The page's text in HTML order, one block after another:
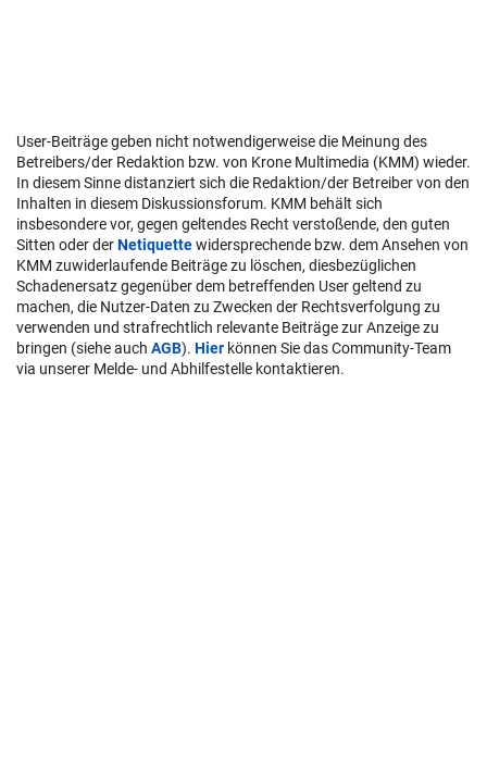
User-Beiträge geben nicht notwendigerweise die Meinung des
Betreibers/der Redaktion bzw. von Krone Multimedia (KMM) wieder.
In diesem Sinne distanziert sich die Redaktion/der Betreiber von den
Inhalten in diesem Diskussionsforum. KMM behält sich
insbesondere vor, gegen geltendes Recht verstoßende, den guten
Sitten oder derNetiquettewidersprechende bzw. dem Ansehen von
KMM zuwiderlaufende Beiträge zu löschen, diesbezüglichen
Schadenersatz gegenüber dem betreffenden User geltend zu
machen, die Nutzer-Daten zu Zwecken der Rechtsverfolgung zu
verwenden und strafrechtlich relevante Beiträge zur Anzeige zu
bringen (siehe auch AGB). Hier können Sie das Community-Team
via unserer Melde- und Abhilfestelle kontaktieren.